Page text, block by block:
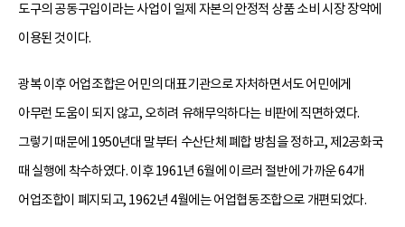
도구의 공동구입이라는 사업이 일제 자본의 안정적 상품 소비 시장 장악에
이용된 것이다.
광복 이후 어업조합은 어민의 대표기관으로 자처하면서도 어민에게
아무런 도움이 되지 않고, 오히려 유해무익하다는 비판에 직면하였다.
그렇기 때문에 1950년대 말부터 수산단체 폐합 방침을 정하고, 제2공화국
때 실행에 착수하였다. 이후 1961년 6월에 이르러 절반에 가까운 64개
어업조합이 폐지되고, 1962년 4월에는 어업협동조합으로 개편되었다.